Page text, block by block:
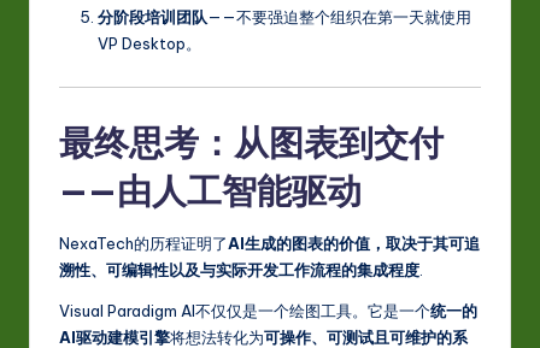
分阶段培训团队——不要强迫整个组织在第一天就使用
VP Desktop。
最终思考：从图表到交付
——由人工智能驱动
NexaTech的历程证明了AI生成的图表的价值，取决于其可追
溯性、可编辑性以及与实际开发工作流程的集成程度
Visual Paradigm AI不仅仅是一个绘图工具。它是一个统一的
AI驱动建模引擎将想法转化为可操作、可测试且可维护的系